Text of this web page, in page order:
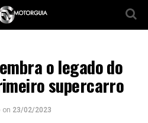
o legado do
supercarro
on 23/02/2023